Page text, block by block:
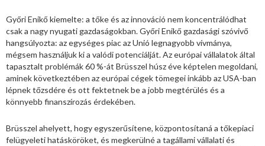
Győri Enikő kiemelte: a tőke és az innováció nem koncentrálódhat
csak a nagy nyugati gazdaságokban. Győri Enikő gazdasági szóvivő
hangsúlyozta: az egységes piac az Unió legnagyobb vívmánya,
mégsem használjuk ki a valódi potenciálját. Az európai vállalatok által
tapasztalt problémák 60 %-át Brüsszel húsz éve képtelen megoldani,
aminek következtében az európai cégek tömegei inkább az USA-ban
lépnek tőzsdére és ott fektetnek be a jobb megtérülés és a
könnyebb finanszírozás érdekében.
Brüsszel ahelyett, hogy egyszerűsítene, központosítaná a tőkepiaci
felügyeleti hatásköröket, és megkerülné a tagállami vállalati és